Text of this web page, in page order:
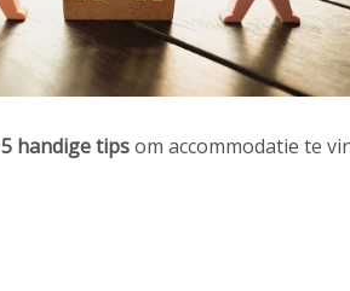
5 handige tipsom accommodatie te